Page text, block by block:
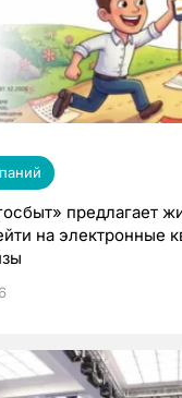
предлагает
на электронные